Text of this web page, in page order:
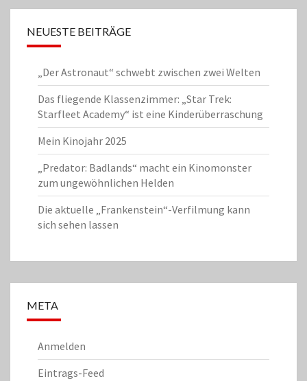
NEUESTE BEITRÄGE
„Der Astronaut“ schwebt zwischen zwei Welten
Das fliegende Klassenzimmer: „Star Trek:
Starfleet Academy“ ist eine Kinderüberraschung
Mein Kinojahr 2025
„Predator: Badlands“ macht ein Kinomonster
zum ungewöhnlichen Helden
Die aktuelle „Frankenstein“-Verfilmung kann
sich sehen lassen
META
Anmelden
Eintrags-Feed